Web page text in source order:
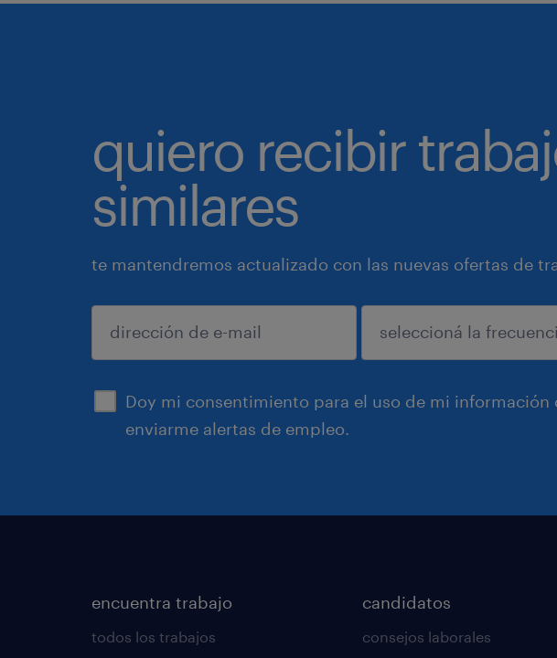
quiero recibir
similares
te mantendremos actualizado con las nuevas ofertas de
Doy mi consentimiento para el uso de mi información
enviarme alertas de empleo.
enviar
encuentra trabajo
todos los trabajos
candidatos
consejos laborales